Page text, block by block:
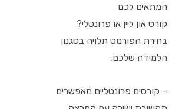
המתאים לכם
קורס און ליין או פרונטלי?
בחירת הפורמט תלויה בסגנון
הלמידה שלכם.
– קורסים פרונטליים מאפשרים